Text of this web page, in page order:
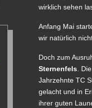
wirklich sehen
Anfang Mai
wir natürlich
Doch zum
Sternenfels .
Jahrzehnte TC
gelacht und in
ihrer guten